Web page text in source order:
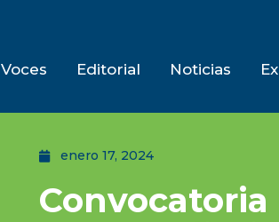
Voces Editorial Noticias
enero 17, 2024